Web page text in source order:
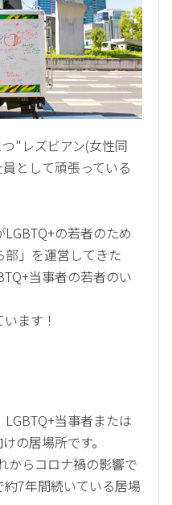
"レズビアン(女性同
として頑張っている
の若者のため
」を運営してきた
当事者の若者のい
ます！
LGBTQ+当事者または
の居場所です。
からコロナ禍の影響で
7年間続いている居場